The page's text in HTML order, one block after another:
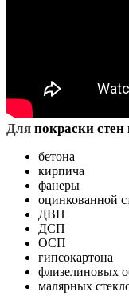
Для покраски стен
бетона
кирпича
фанеры
оцинкованной
ДВП
ДСП
ОСП
гипсокартона
флизелиновых
малярных